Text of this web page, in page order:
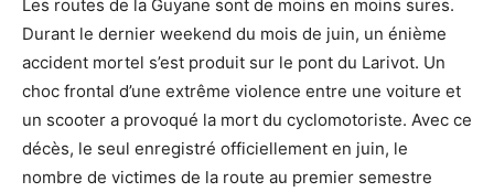
Les routes de la Guyane sont de moins en moins sures.
Durant le dernier weekend du mois de juin, un énième
accident mortel s’est produit sur le pont du Larivot. Un
choc frontal d’une extrême violence entre une voiture et
un scooter a provoqué la mort du cyclomotoriste. Avec ce
décès, le seul enregistré officiellement en juin, le
nombre de victimes de la route au premier semestre